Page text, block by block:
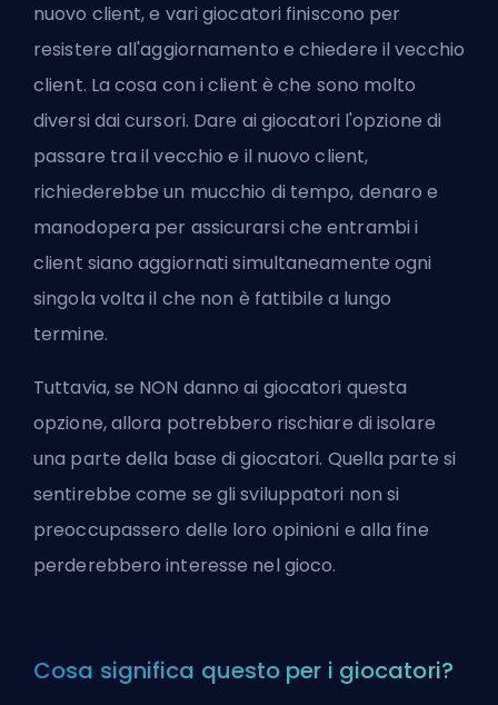
nuovo client, e vari giocatori finiscono per
resistere all'aggiornamento e chiedere il vecchio
client. La cosa con i client è che sono molto
diversi dai cursori. Dare ai giocatori l'opzione di
passare tra il vecchio e il nuovo client,
richiederebbe un mucchio di tempo, denaro e
manodopera per assicurarsi che entrambi i
client siano aggiornati simultaneamente ogni
singola volta il che non è fattibile a lungo
termine.
Tuttavia, se NON danno ai giocatori questa
opzione, allora potrebbero rischiare di isolare
una parte della base di giocatori. Quella parte si
sentirebbe come se gli sviluppatori non si
preoccupassero delle loro opinioni e alla fine
perderebbero interesse nel gioco.
Cosa significa questo per i giocatori?